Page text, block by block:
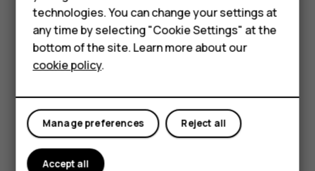
HMD Terra M
For business
Tablets
Izslēdziet tālrunī zvanu ierobežojumus, piemēram,
zvanu liegumu, fiksētos zvanus vai slēgtās lietotāju
grupas.
Did you find this helpful?
technologies. You can change your settings at
any time by selecting "Cookie Settings" at the
bottom of the site. Learn more about our
cookie policy.
Reject all
Manage preferences
Accept all